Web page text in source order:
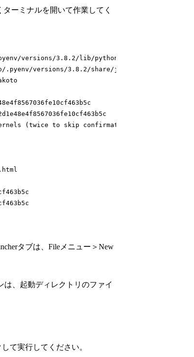
ーミナルを開いて作業してく
versions/3.8.2/lib/python3.8/site-packages/
.pyenv/versions/3.8.2/share/jupyter/lab
(twice to skip confirmation).
タブは、Fileメニュー＞New
は、起動ディレクトリのファイ
て実行してください。